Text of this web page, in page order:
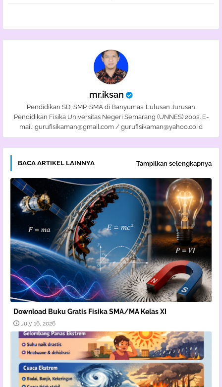
mr.iksan
Pendidikan SD, SMP, SMA di Banyumas. Lulusan Jurusan
Pendidikan Fisika Universitas Negeri Semarang (UNNES) 2002. E-
mail: gurufisikaman@gmail.com / gurufisikaman@yahoo.co.id
BACA ARTIKEL LAINNYA Tampilkan selengkapnya
Download Buku Gratis Fisika SMA/MA Kelas XI
July 16, 2026